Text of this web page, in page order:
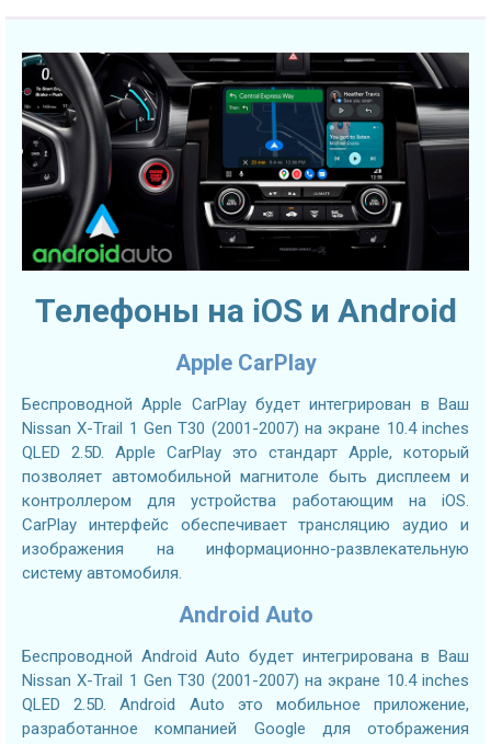
Телефоны на iOS и Android
Apple CarPlay
Беспроводной Apple CarPlay будет интегрирован в Ваш
Nissan X-Trail 1 Gen T30 (2001-2007) на экране 10.4 inches
QLED 2.5D. Apple CarPlay это стандарт Apple, который
позволяет автомобильной магнитоле быть дисплеем и
контроллером для устройства работающим на iOS.
CarPlay интерфейс обеспечивает трансляцию аудио и
изображения на информационно-развлекательную
систему автомобиля.
Android Auto
Беспроводной Android Auto будет интегрирована в Ваш
Nissan X-Trail 1 Gen T30 (2001-2007) на экране 10.4 inches
QLED 2.5D. Android Auto это мобильное приложение,
разработанное компанией Google для отображения